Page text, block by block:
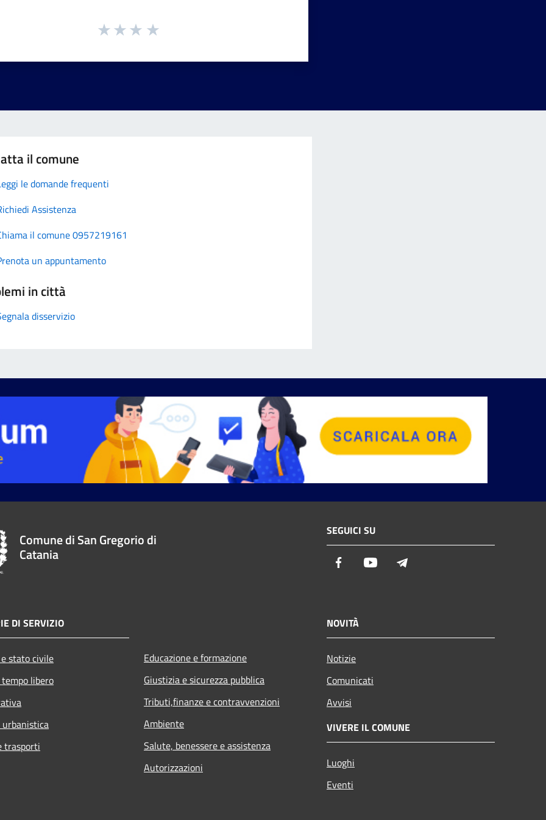
il comune
le domande frequenti
Assistenza
il comune 0957219161
un appuntamento
in città
disservizio
Comune di San Gregorio di
Catania
SEGUICI SU
Facebook Youtube
DI SERVIZIO
stato civile
libero
urbanistica
trasporti
Educazione e formazione
Giustizia e sicurezza pubblica
Tributi,finanze e contravvenzioni
Ambiente
Salute, benessere e assistenza
Autorizzazioni
NOVITÀ
Notizie
Comunicati
Avvisi
VIVERE IL COMUNE
Luoghi
Eventi